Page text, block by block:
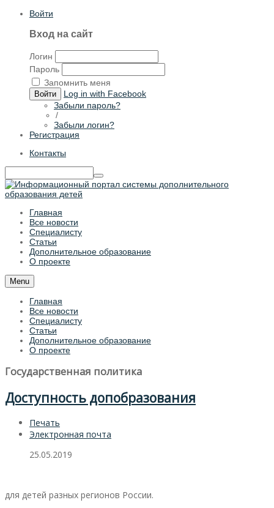
Войти
Вход на сайт
Логин
Пароль
Запомнить меня
Войти
Log in with Facebook
Забыли пароль?
/
Забыли логин?
Регистрация
Контакты
Главная
Все новости
Специалисту
Статьи
Дополнительное образование
О проекте
Menu
Главная
Все новости
Специалисту
Статьи
Дополнительное образование
О проекте
Государственная политика
Доступность допобразования
Печать
Электронная почта
25.05.2019
для детей разных регионов России.